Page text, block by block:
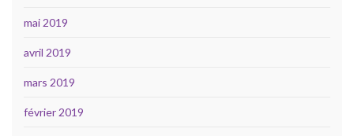
mai 2019
avril 2019
mars 2019
février 2019